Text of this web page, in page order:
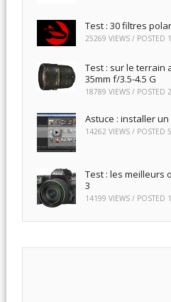
Test : 30 filtres
25269 VIEWS / POSTED
Test : sur le terrain
35mm f/3.5-4.5 G
18789 VIEWS / POSTED
Astuce : installer
14262 VIEWS / POSTED
Test : les meilleurs
3
14199 VIEWS / POSTED